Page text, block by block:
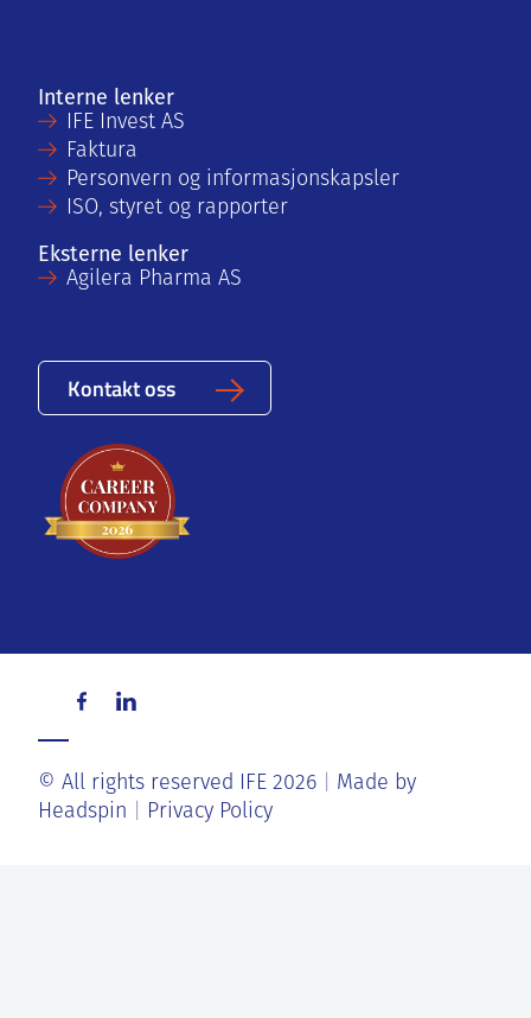
Interne lenker
IFE Invest AS
Faktura
Personvern og informasjonskapsler
ISO, styret og rapporter
Eksterne lenker
Agilera Pharma AS
Kontakt oss
© All rights reserved IFE 2026
Made by
Headspin
Privacy Policy